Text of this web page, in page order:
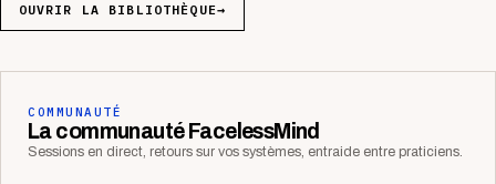
OUVRIR LA BIBLIOTHÈQUE→
COMMUNAUTÉ
La communauté FacelessMind
Sessions en direct, retours sur vos systèmes, entraide entre praticiens.